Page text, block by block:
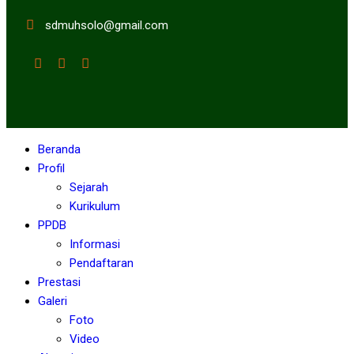
sdmuhsolo@gmail.com
Beranda
Profil
Sejarah
Kurikulum
PPDB
Informasi
Pendaftaran
Prestasi
Galeri
Foto
Video